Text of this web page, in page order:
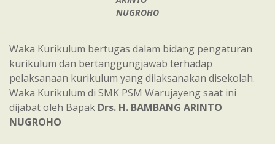
NUGROHO
Waka Kurikulum bertugas dalam bidang pengaturan
kurikulum dan bertanggungjawab terhadap
pelaksanaan kurikulum yang dilaksanakan disekolah.
Waka Kurikulum di SMK PSM Warujayeng saat ini
dijabat oleh Bapak Drs. H. BAMBANG ARINTO
NUGROHO